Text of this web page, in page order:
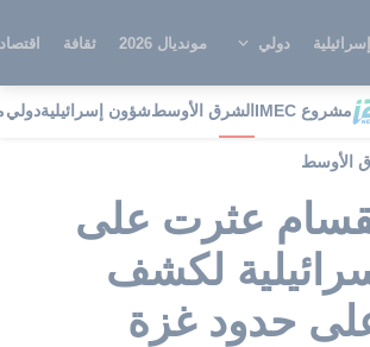
دولي مونديال 2026 ثقافة
مشروع IMEC الشرق الأوسطشؤون إسرائيليةدولي
الأوسط
عثرت على
لكشف
على حدود غزة